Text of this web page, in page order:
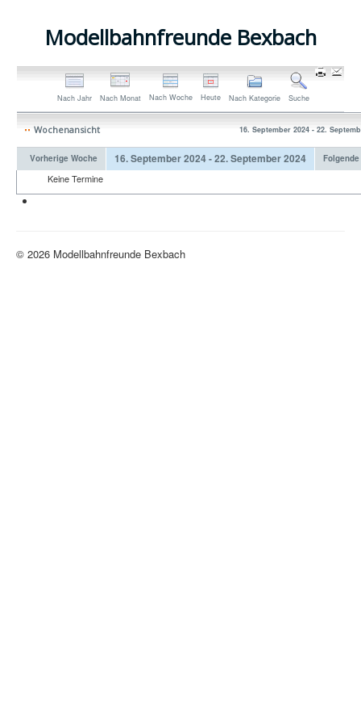
Modellbahnfreunde Bexbach
Nach Jahr Nach Monat Nach Woche Heute Nach Kategorie Suche
Wochenansicht 16. September 2024 - 22.
Vorherige Woche 16. September 2024 - 22. September 2024
Keine Termine
© 2026 Modellbahnfreunde Bexbach